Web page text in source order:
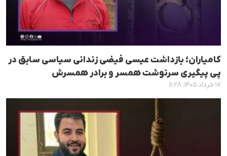
کامیاران؛ بازداشت عیسی فیضی زندانی سیاسی سابق در
پی پیگیری سرنوشت همسر و برادر همسرش
۱۷ خرداد ۱۴۰۵، ۱۱:۲۸